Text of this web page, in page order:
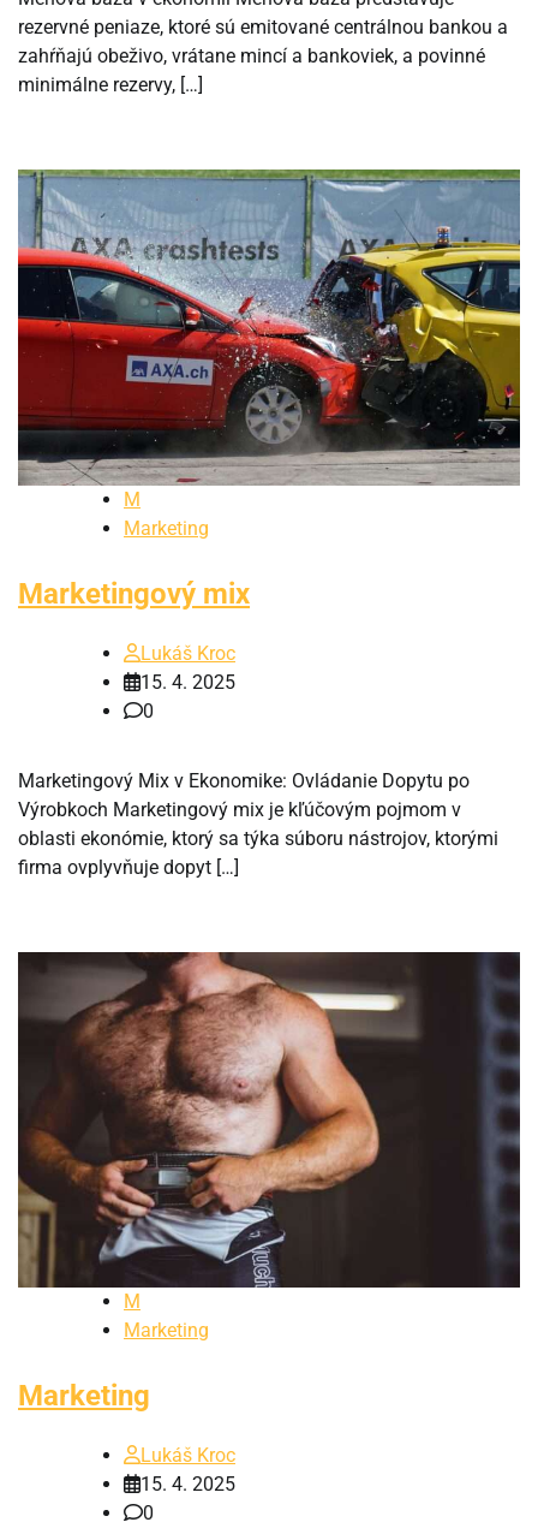
rezervné peniaze, ktoré sú emitované centrálnou bankou a
zahŕňajú obeživo, vrátane mincí a bankoviek, a povinné
minimálne rezervy, […]
M
Marketing
Marketingový mix
Lukáš Kroc
15. 4. 2025
0
Marketingový Mix v Ekonomike: Ovládanie Dopytu po
Výrobkoch Marketingový mix je kľúčovým pojmom v
oblasti ekonómie, ktorý sa týka súboru nástrojov, ktorými
firma ovplyvňuje dopyt […]
M
Marketing
Marketing
Lukáš Kroc
15. 4. 2025
0